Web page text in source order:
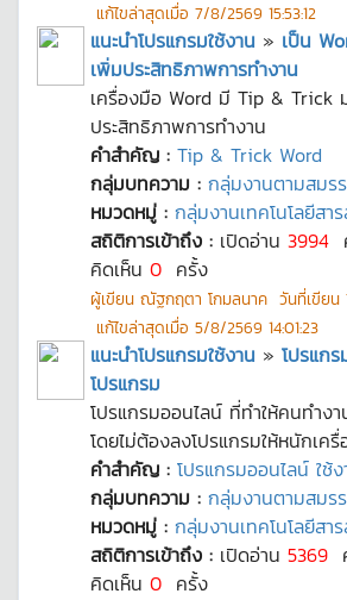
แก้ไขล่าสุดเมื่อ 7/8/2569 15:53:12
แนะนำโปรแกรมใช้งาน » เป็น
เพิ่มประสิทธิภาพการทำงาน
เครื่องมือ Word มี Tip & Trick
ประสิทธิภาพการทำงาน
คำสำคัญ : Tip & Trick Word
กลุ่มบทความ : กลุ่มงานตามสมร
หมวดหมู่ : กลุ่มงานเทคโนโลยีสา
สถิติการเข้าถึง : เปิดอ่าน 3994
คิดเห็น 0 ครั้ง
ผู้เขียน ณัฐกฤตา โกมลนาค วันที่เขียน
แก้ไขล่าสุดเมื่อ 5/8/2569 14:01:23
แนะนำโปรแกรมใช้งาน » โปรแก
โปรแกรม
โปรแกรมออนไลน์ ที่ทำให้คนทำง
โดยไม่ต้องลงโปรแกรมให้หนักเค
คำสำคัญ : โปรแกรมออนไลน์ ใช้
กลุ่มบทความ : กลุ่มงานตามสมร
หมวดหมู่ : กลุ่มงานเทคโนโลยีสา
สถิติการเข้าถึง : เปิดอ่าน 5369
คิดเห็น 0 ครั้ง